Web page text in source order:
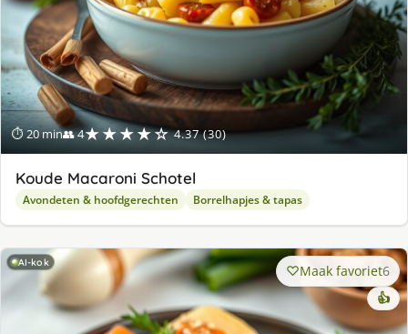
⏱ 20 min👥 4★★★★☆ 4.37 (30)
Koude Macaroni Schotel
Avondeten & hoofdgerechten Borrelhapjes & tapas
AI-kok Maak favoriet6
👍